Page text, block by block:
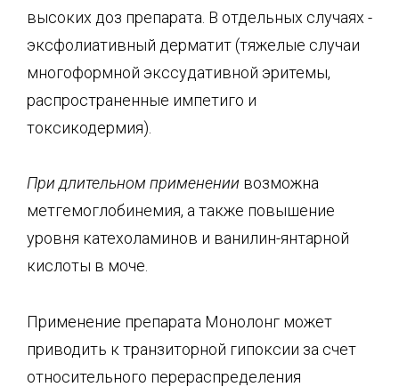
высоких доз препарата. В отдельных случаях -
эксфолиативный дерматит (тяжелые случаи
многоформной экссудативной эритемы,
распространенные импетиго и
токсикодермия).
При длительном применении возможна
метгемоглобинемия, а также повышение
уровня катехоламинов и ванилин-янтарной
кислоты в моче.
Применение препарата Монолонг может
приводить к транзиторной гипоксии за счет
относительного перераспределения